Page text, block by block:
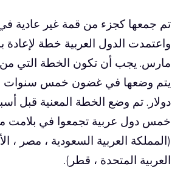
تم جمعها كجزء من قمة غير عادية في
مارس. يجب أن تكون الخطة التي
دولار. تم وضع الخطة المعنية قبل
خمس دول عربية تجمعوا في
(المملكة العربية السعودية ، مصر ،
العربية المتحدة ، قطر).